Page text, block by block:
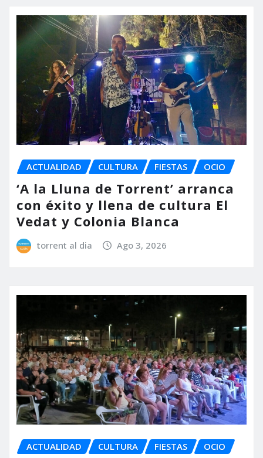
ACTUALIDAD CULTURA FIESTAS OCIO
‘A la Lluna de Torrent’ arranca
con éxito y llena de cultura El
Vedat y Colonia Blanca
torrent al dia Ago 3, 2026
ACTUALIDAD CULTURA FIESTAS OCIO